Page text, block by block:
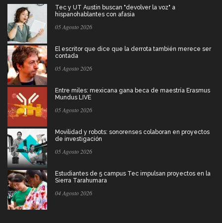
Tec y UT Austin buscan "devolver la voz" a
hispanohablantes con afasia
05 Agosto 2026
El escritor que dice que la derrota también merece ser
contada
05 Agosto 2026
Entre miles: mexicana gana beca de maestría Erasmus
Mundus LIVE
05 Agosto 2026
Movilidad y robots: sonorenses colaboran en proyectos
de investigación
05 Agosto 2026
Estudiantes de 5 campus Tec impulsan proyectos en la
Sierra Tarahumara
04 Agosto 2026